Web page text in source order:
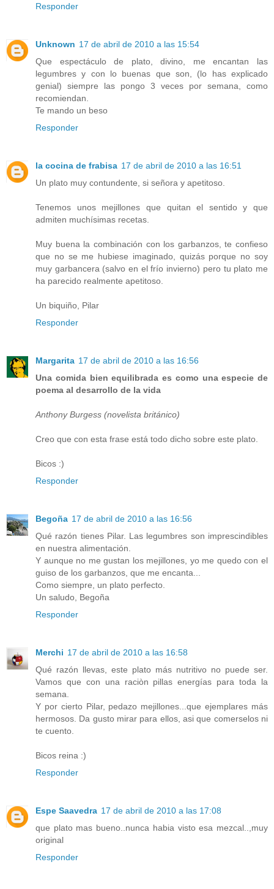
Responder
Unknown 17 de abril de 2010 a las 15:54
Que espectáculo de plato, divino, me encantan las
legumbres y con lo buenas que son, (lo has explicado
genial) siempre las pongo 3 veces por semana, como
recomiendan.
Te mando un beso
Responder
la cocina de frabisa 17 de abril de 2010 a las 16:51
Un plato muy contundente, si señora y apetitoso.
Tenemos unos mejillones que quitan el sentido y que
admiten muchísimas recetas.
Muy buena la combinación con los garbanzos, te confieso
que no se me hubiese imaginado, quizás porque no soy
muy garbancera (salvo en el frío invierno) pero tu plato me
ha parecido realmente apetitoso.
Un biquiño, Pilar
Responder
Margarita 17 de abril de 2010 a las 16:56
Una comida bien equilibrada es como una especie de
poema al desarrollo de la vida
Anthony Burgess (novelista británico)
Creo que con esta frase está todo dicho sobre este plato.
Bicos :)
Responder
Begoña 17 de abril de 2010 a las 16:56
Qué razón tienes Pilar. Las legumbres son imprescindibles
en nuestra alimentación.
Y aunque no me gustan los mejillones, yo me quedo con el
guiso de los garbanzos, que me encanta...
Como siempre, un plato perfecto.
Un saludo, Begoña
Responder
Merchi 17 de abril de 2010 a las 16:58
Qué razón llevas, este plato más nutritivo no puede ser.
Vamos que con una raciòn pillas energías para toda la
semana.
Y por cierto Pilar, pedazo mejillones...que ejemplares más
hermosos. Da gusto mirar para ellos, asi que comerselos ni
te cuento.
Bicos reina :)
Responder
Espe Saavedra 17 de abril de 2010 a las 17:08
que plato mas bueno..nunca habia visto esa mezcal..,muy
original
Responder